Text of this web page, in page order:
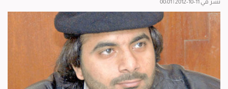
نشر في 11-10-2012 | 00:01